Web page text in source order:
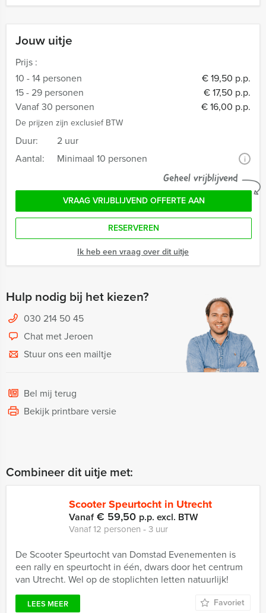
Jouw uitje
Prijs :
10 - 14 personen
€ 19,50 p.p.
15 - 29 personen
€ 17,50 p.p.
Vanaf 30 personen
€ 16,00 p.p.
De prijzen zijn exclusief BTW
Duur:
2 uur
Aantal:
Minimaal 10 personen i
Geheel vrijblijvend
VRAAG VRIJBLIJVEND OFFERTE AAN
RESERVEREN
Ik heb een vraag over dit uitje
Hulp nodig bij het kiezen?
030 214 50 45
Chat met Jeroen
Stuur ons een mailtje
Bel mij terug
Bekijk printbare versie
Combineer dit uitje met:
Scooter Speurtocht in Utrecht
Vanaf€ 59,50 p.p. excl. BTW
Vanaf 12 personen ‐ 3 uur
De Scooter Speurtocht van Domstad Evenementen is
een rally en speurtocht in één, dwars door het centrum
van Utrecht. Wel op de stoplichten letten natuurlijk!
LEES MEER Favoriet